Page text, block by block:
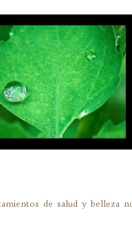
de salud y belleza